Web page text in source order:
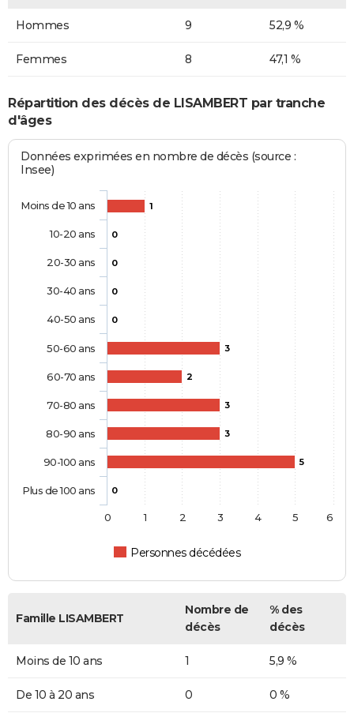
Hommes 9 52,9 %
Femmes 8 47,1 %
Répartition des décès de LISAMBERT par tranche
d'âges
Données exprimées en nombre de décès (source :
Insee)
1
0
0
0
0
3
2
3
3
5
0
Personnes décédées
Moins de 10 ans
10-20 ans
20-30 ans
30-40 ans
40-50 ans
50-60 ans
60-70 ans
70-80 ans
80-90 ans
90-100 ans
Plus de 100 ans
0 1 2 3 4 5 6
Famille LISAMBERT
Nombre de
décès
% des
décès
Moins de 10 ans 1 5,9 %
De 10 à 20 ans 0 0 %